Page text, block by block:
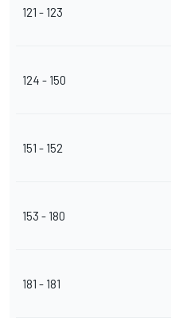
121 - 123
124 - 150
151 - 152
153 - 180
181 - 181